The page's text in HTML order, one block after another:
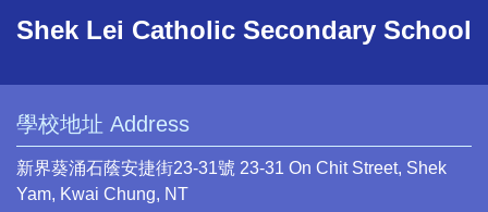
Shek Lei Catholic Secondary School
學校地址 Address
新界葵涌石蔭安捷街23-31號 23-31 On Chit Street, Shek
Yam, Kwai Chung, NT